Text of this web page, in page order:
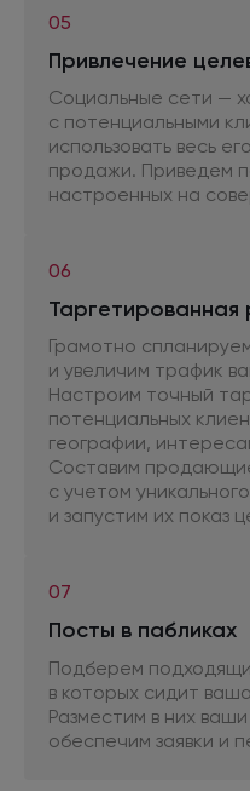
05
Привлечение
Социальные сети —
с потенциальными
использовать весь
продажи. Приведем
настроенных на
06
Таргетированная
Грамотно
и увеличим трафик
Настроим точный
потенциальных
географии,
Составим
с учетом
и запустим их показ
07
Посты в пабликах
Подберем
в которых сидит
Разместим в них ваши
обеспечим заявки и